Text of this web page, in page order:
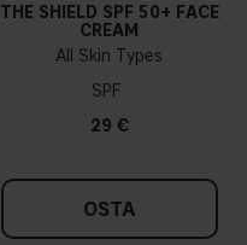
THE SHIELD SPF 50+ FACE
CREAM
All Skin Types
SPF
29 €
OSTA